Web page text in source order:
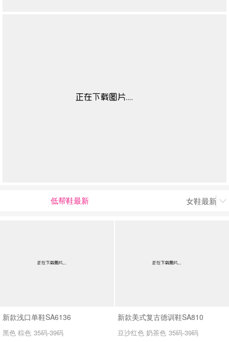
低帮鞋最新 女鞋最新上

新款浅口单鞋SA6136
黑色 棕色 35码-39码
新款美式复古德训鞋SA810
豆沙红色 奶茶色 35码-39码